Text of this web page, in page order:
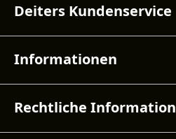
Deiters Kundenservice
Informationen
Rechtliche Information